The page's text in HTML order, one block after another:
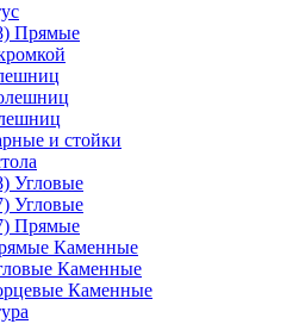
Прямые
и стойки
Угловые
Угловые
Прямые
Каменные
Каменные
Каменные